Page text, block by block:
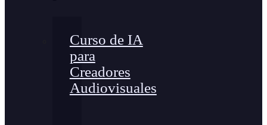
Curso de IA
para
Creadores
Audiovisuales